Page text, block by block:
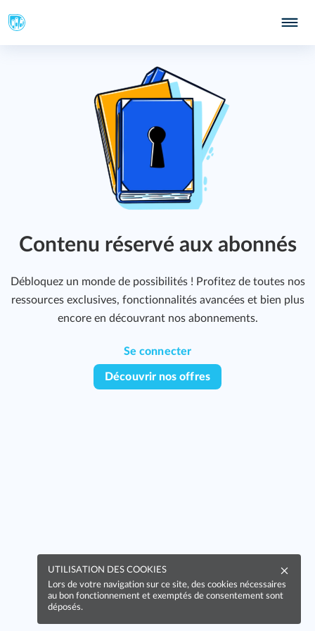
Contenu réservé aux abonnés
Débloquez un monde de possibilités ! Profitez de toutes nos
ressources exclusives, fonctionnalités avancées et bien plus
encore en découvrant nos abonnements.
Se connecter
Découvrir nos offres
UTILISATION DES COOKIES
Lors de votre navigation sur ce site, des cookies nécessaires
au bon fonctionnement et exemptés de consentement sont
déposés.